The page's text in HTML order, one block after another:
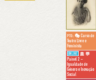
PTO: 🎭 Curso de
Teatro Livre e
Feminista
ONLINE 🏛 💬
Painel 2 –
Igualdade de
Género e Inovação
Social